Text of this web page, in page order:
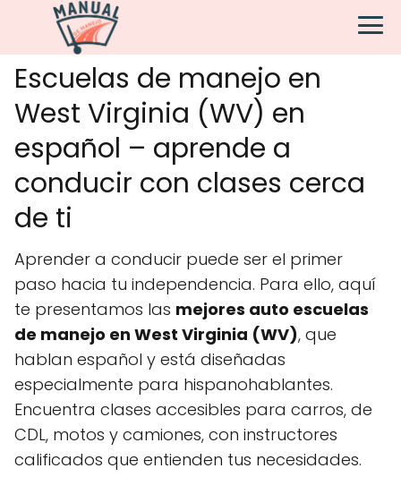
Escuelas de manejo en
West Virginia (WV) en
español – aprende a
conducir con clases cerca
de ti
Aprender a conducir puede ser el primer
paso hacia tu independencia. Para ello, aquí
te presentamos las mejores auto escuelas
de manejo en West Virginia (WV), que
hablan español y está diseñadas
especialmente para hispanohablantes.
Encuentra clases accesibles para carros, de
CDL, motos y camiones, con instructores
calificados que entienden tus necesidades.